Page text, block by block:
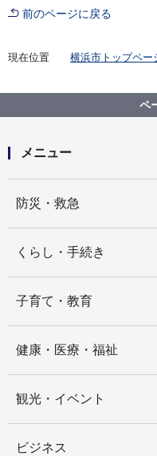
前のページに戻る
現在位置 横浜市トップペー
横浜市公共事業評価
令和５年度横浜市
ペ
メニュー
防災・救急
くらし・手続き
子育て・教育
健康・医療・福祉
観光・イベント
ビジネス